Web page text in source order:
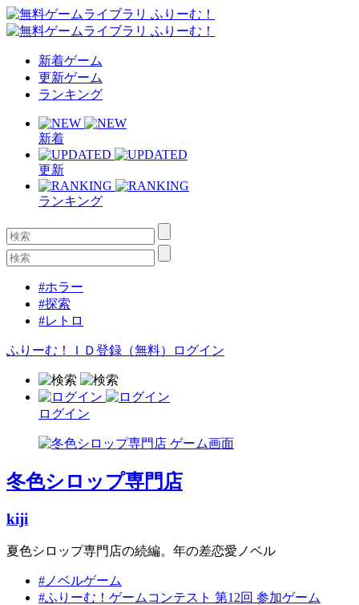
新着ゲーム
更新ゲーム
ランキング
新着
更新
ランキング
#ホラー
#探索
#レトロ
ふりーむ！ＩＤ登録（無料） ログイン
ログイン
冬色シロップ専門店
kiji
夏色シロップ専門店の続編。年の差恋愛ノベル
#ノベルゲーム
#ふりーむ！ゲームコンテスト 第12回 参加ゲーム